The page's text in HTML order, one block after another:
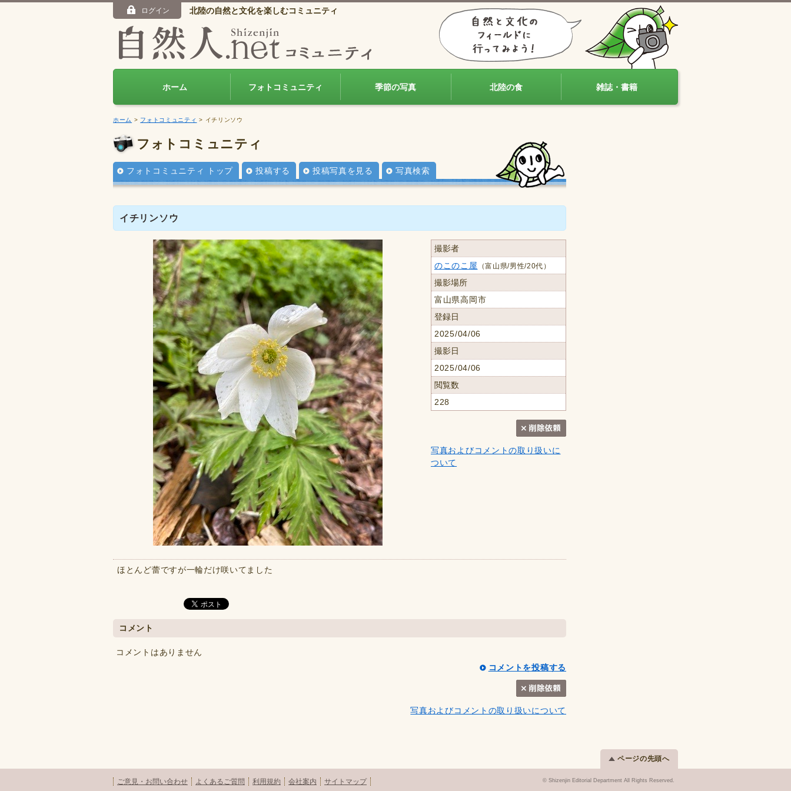
ログイン 北陸の自然と文化を楽しむコミュニティ
ホーム フォトコミュニティ 季節の写真 北陸の食 雑誌・書籍
ホーム > フォトコミュニティ > イチリンソウ
フォトコミュニティ
フォトコミュニティ トップ 投稿する 投稿写真を見る 写真検索
イチリンソウ
撮影者
のこのこ屋
（富山県/男性/20代）
撮影場所
富山県高岡市
登録日
2025/04/06
撮影日
2025/04/06
閲覧数
228
写真およびコメントの取り扱いに
ついて
ほとんど蕾ですが一輪だけ咲いてました
コメント
コメントはありません
コメントを投稿する
写真およびコメントの取り扱いについて
ページの先頭へ
ご意見・お問い合わせ よくあるご質問 利用規約 会社案内 サイトマップ © Shizenjin Editorial Department All Rights Reserved.